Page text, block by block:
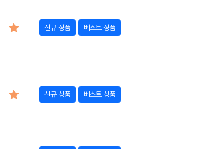
신규 상품 베스트 상품
신규 상품 베스트 상품